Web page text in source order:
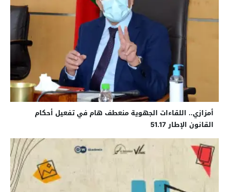
أمزازي.. اللقاءات الجهوية منعطف هام في تفعيل أحكام
القانون الإطار 51.17